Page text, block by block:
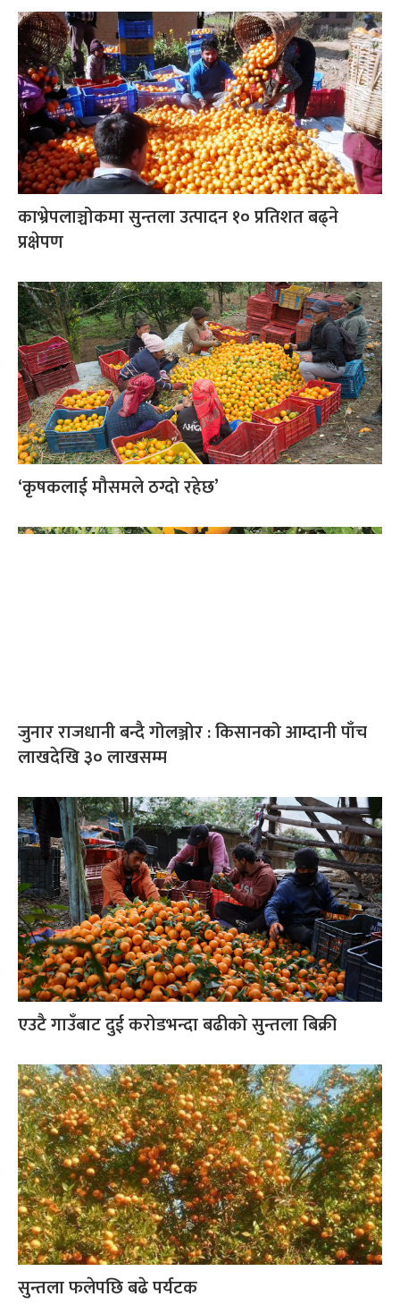
काभ्रेपलाञ्चोकमा सुन्तला उत्पादन १० प्रतिशत बढ्ने
प्रक्षेपण
‘कृषकलाई मौसमले ठग्दो रहेछ’
जुनार राजधानी बन्दै गोलञ्जोर : किसानको आम्दानी पाँच
लाखदेखि ३० लाखसम्म
एउटै गाउँबाट दुई करोडभन्दा बढीको सुन्तला बिक्री
सुन्तला फलेपछि बढे पर्यटक